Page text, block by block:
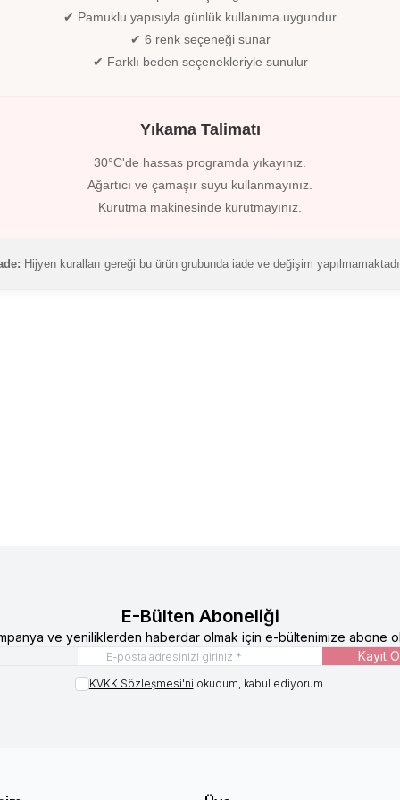
✔ Pamuklu yapısıyla günlük kullanıma uygundur
✔ 6 renk seçeneği sunar
✔ Farklı beden seçenekleriyle sunulur
Yıkama Talimatı
30°C'de hassas programda yıkayınız.
Ağartıcı ve çamaşır suyu kullanmayınız.
Kurutma makinesinde kurutmayınız.
Hijyen kuralları gereği bu ürün grubunda iade ve değişim
E-Bülten Aboneliği
ve yeniliklerden haberdar olmak için e-bültenimize abone
Kayıt
KVKK Sözleşmesi'ni okudum, kabul ediyorum.